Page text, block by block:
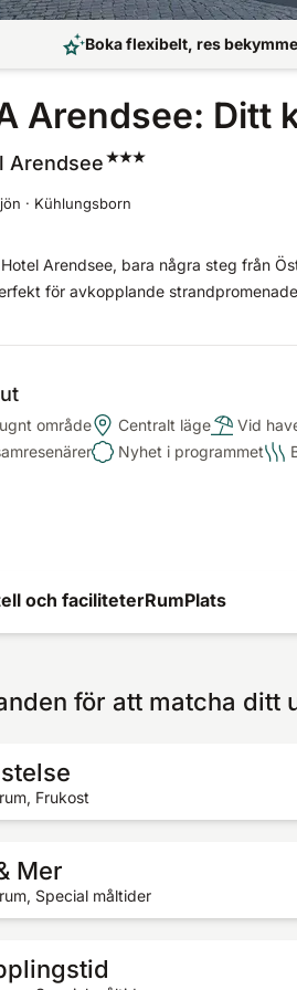
Boka flexibelt, res
Arendsee:
Arendsee
· Kühlungsborn
Arendsee, bara några steg från
för avkopplande
område Centralt läge Vid
Nyhet i programmet
och faciliteterRumPlats
för att matcha ditt
Frukost
Mer
Special måltider